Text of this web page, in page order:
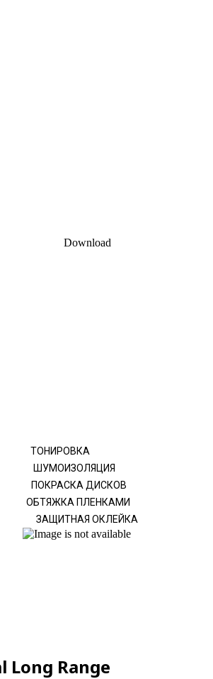
Download
ТОНИРОВКА
ШУМОИЗОЛЯЦИЯ
ПОКРАСКА ДИСКОВ
ОБТЯЖКА ПЛЕНКАМИ
ЗАЩИТНАЯ ОКЛЕЙКА
Long Range